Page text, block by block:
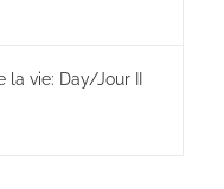
vie: Day/Jour II